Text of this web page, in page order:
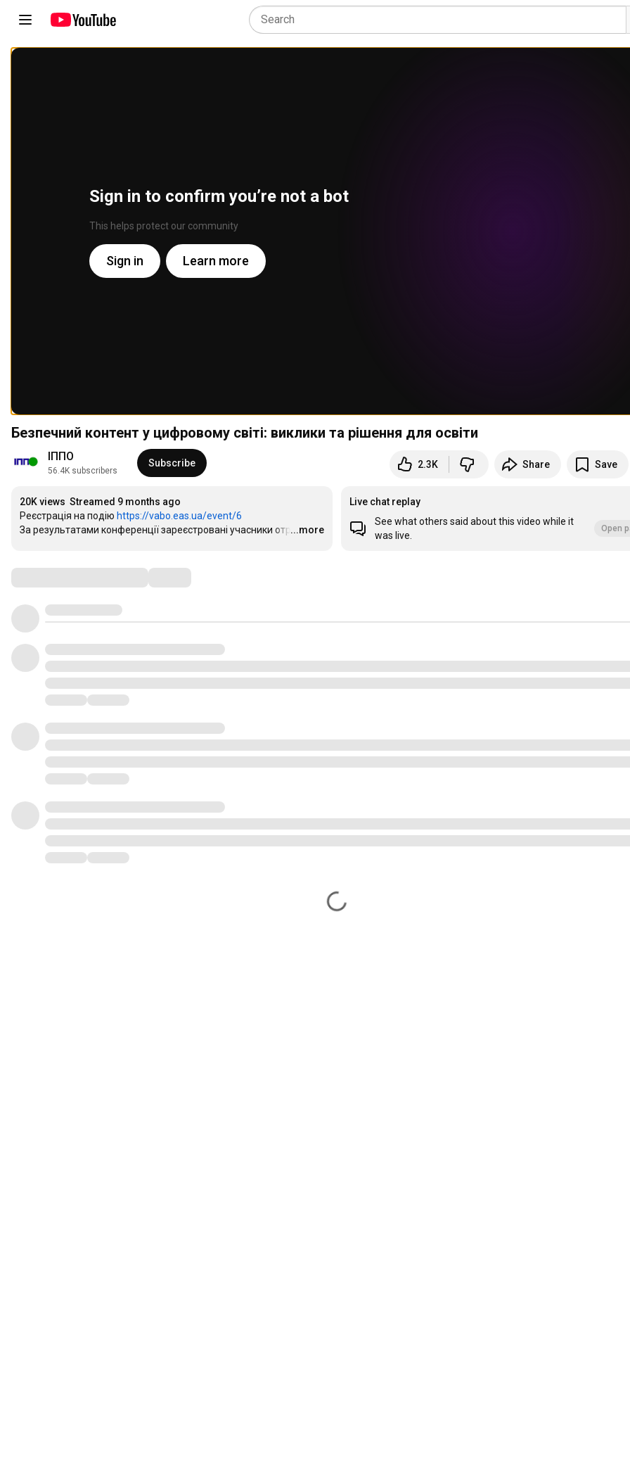
Sign in to confirm you’re not a bot
This helps protect our community
Sign in Learn more
Безпечний контент у цифровому світі: виклики та рішення для освіти
ІППО
56.4K subscribers
Subscribe 2.3K Share Save
20K views Streamed 9 months ago
Реєстрація на подію https://vabo.eas.ua/event/6
За результатами конференції зареєстровані учасники отри …
...more
Live chat replay
See what others said about this video while it
was live.
Open